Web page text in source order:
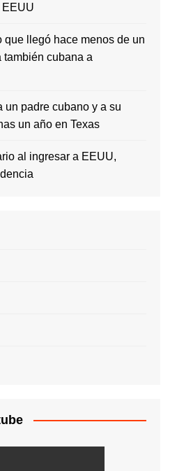
EEUU
llegó hace menos de un
también cubana a
un padre cubano y a su
un año en Texas
al ingresar a EEUU,